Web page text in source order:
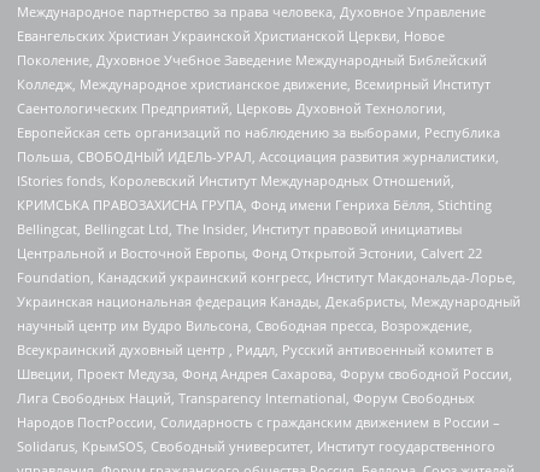
Международное партнерство за права человека, Духовное Управление
Евангельских Христиан Украинской Христианской Церкви, Новое
Поколение, Духовное Учебное Заведение Международный Библейский
Колледж, Международное христианское движение, Всемирный Институт
Саентологических Предприятий, Церковь Духовной Технологии,
Европейская сеть организаций по наблюдению за выборами, Республика
Польша, СВОБОДНЫЙ ИДЕЛЬ-УРАЛ, Ассоциация развития журналистики,
IStories fonds, Королевский Институт Международных Отношений,
КРИМСЬКА ПРАВОЗАХИСНА ГРУПА, Фонд имени Генриха Бёлля, Stichting
Bellingcat, Bellingcat Ltd, The Insider, Институт правовой инициативы
Центральной и Восточной Европы, Фонд Открытой Эстонии, Calvert 22
Foundation, Канадский украинский конгресс, Институт Макдональда-Лорье,
Украинская национальная федерация Канады, Декабристы, Международный
научный центр им Вудро Вильсона, Свободная пресса, Возрождение,
Всеукраинский духовный центр , Риддл, Русский антивоенный комитет в
Швеции, Проект Медуза, Фонд Андрея Сахарова, Форум свободной России,
Лига Свободных Наций, Transparеncy International, Форум Свободных
Народов ПостРоссии, Солидарность с гражданским движением в России –
Solidarus, КрымSOS, Свободный университет, Институт государственного